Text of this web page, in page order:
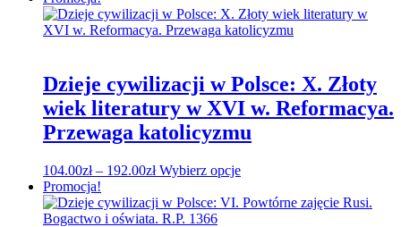
od
130.00zł
ma
wiele
można
wybrać
na
produktu
Dzieje cywilizacji w Polsce: X. Złoty
wiek literatury w XVI w. Reformacya.
Przewaga katolicyzmu
104.00zł – 192.00złZakres
od
104.00zł
Wybierz opcjeTen
ma
Promocja!